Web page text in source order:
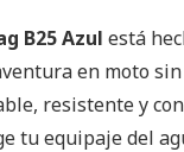
B25 Azul está
en moto
resistente y
tu equipaje del